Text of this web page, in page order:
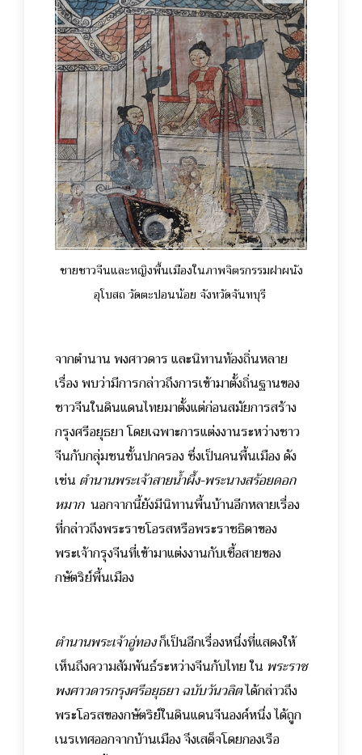
ชายชาวจีนและหญิงพื้นเมืองในภาพจิตรกรรมฝาผนัง
อุโบสถ วัดตะปอนน้อย จังหวัดจันทบุรี
จากตำนาน พงศาวดาร และนิทานท้องถิ่นหลาย
เรื่อง พบว่ามีการกล่าวถึงการเข้ามาตั้งถิ่นฐานของ
ชาวจีนในดินแดนไทยมาตั้งแต่ก่อนสมัยการสร้าง
กรุงศรีอยุธยา โดยเฉพาะการแต่งงานระหว่างชาว
จีนกับกลุ่มชนชั้นปกครอง ซึ่งเป็นคนพื้นเมือง ดัง
เช่น ตำนานพระเจ้าสายน้ำผึ้ง-พระนางสร้อยดอก
หมากนอกจากนี้ยังมีนิทานพื้นบ้านอีกหลายเรื่อง
ที่กล่าวถึงพระราชโอรสหรือพระราชธิดาของ
พระเจ้ากรุงจีนที่เข้ามาแต่งงานกับเชื้อสายของ
กษัตริย์พื้นเมือง
ตำนานพระเจ้าอู่ทองก็เป็นอีกเรื่องหนึ่งที่แสดงให้
เห็นถึงความสัมพันธ์ระหว่างจีนกับไทย ใน พระราช
พงศาวดารกรุงศรีอยุธยา ฉบับวันวลิตได้กล่าวถึง
พระโอรสของกษัตริย์ในดินแดนจีนองค์หนึ่ง ได้ถูก
เนรเทศออกจากบ้านเมือง จึงเสด็จโดยกองเรือ